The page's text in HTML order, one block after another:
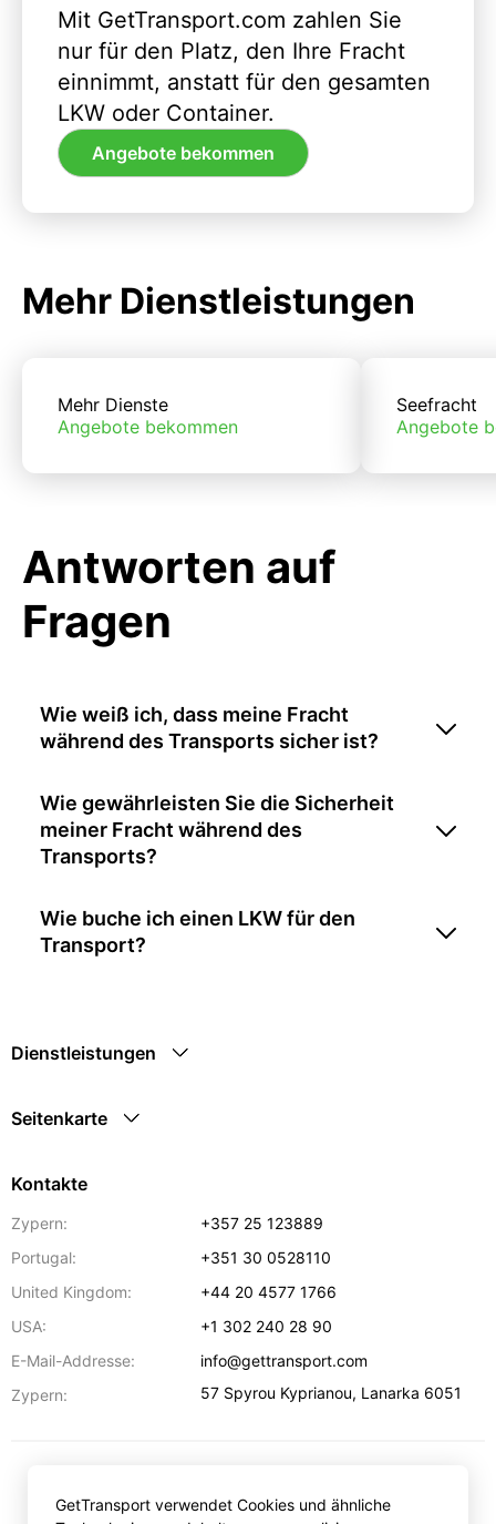
Mit GetTransport.com zahlen Sie
nur für den Platz, den Ihre Fracht
einnimmt, anstatt für den gesamten
LKW oder Container.
Angebote bekommen
Mehr Dienstleistungen
Mehr Dienste
Angebote bekommen
Seefracht
Angebote
Antworten auf
Fragen
Wie weiß ich, dass meine Fracht
während des Transports sicher ist?
Wie gewährleisten Sie die Sicherheit
meiner Fracht während des
Transports?
Wie buche ich einen LKW für den
Transport?
Dienstleistungen
Seitenkarte
Kontakte
Zypern:
+357 25 123889
Portugal:
+351 30 0528110
United Kingdom:
+44 20 4577 1766
USA:
+1 302 240 28 90
E-Mail-Addresse:
info@gettransport.com
Zypern:
57 Spyrou Kyprianou, Lanarka 6051
GetTransport verwendet Cookies und ähnliche